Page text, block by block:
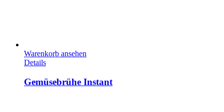
Warenkorb ansehen
Details
Gemüsebrühe Instant